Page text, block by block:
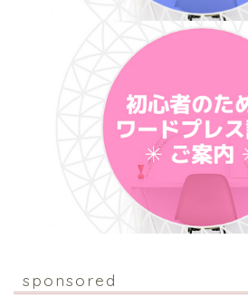
sponsored